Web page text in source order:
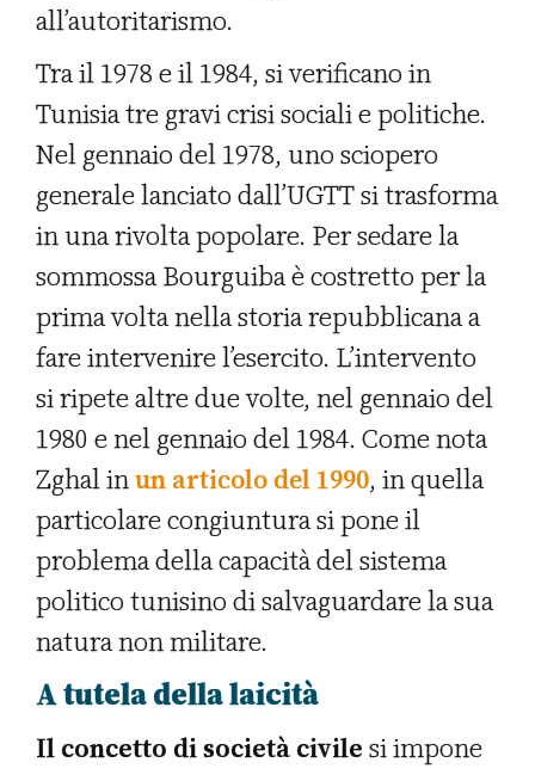
all’autoritarismo.
Tra il 1978 e il 1984, si verificano in
Tunisia tre gravi crisi sociali e politiche.
Nel gennaio del 1978, uno sciopero
generale lanciato dall’UGTT si trasforma
in una rivolta popolare. Per sedare la
sommossa Bourguiba è costretto per la
prima volta nella storia repubblicana a
fare intervenire l’esercito. L’intervento
si ripete altre due volte, nel gennaio del
1980 e nel gennaio del 1984. Come nota
Zghal inun articolo del 1990, in quella
particolare congiuntura si pone il
problema della capacità del sistema
politico tunisino di salvaguardare la sua
natura non militare.
A tutela della laicità
Il concetto di società civile si impone